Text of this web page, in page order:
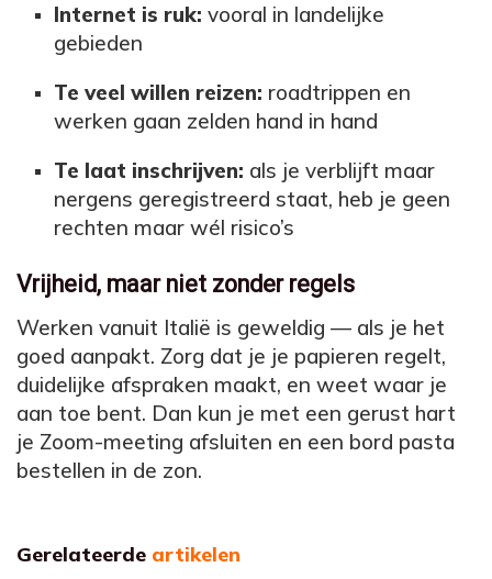
Internet is ruk: vooral in landelijke
gebieden
Te veel willen reizen: roadtrippen en
werken gaan zelden hand in hand
Te laat inschrijven: als je verblijft maar
nergens geregistreerd staat, heb je geen
rechten maar wél risico’s
Vrijheid, maar niet zonder regels
Werken vanuit Italië is geweldig — als je het
goed aanpakt. Zorg dat je je papieren regelt,
duidelijke afspraken maakt, en weet waar je
aan toe bent. Dan kun je met een gerust hart
je Zoom-meeting afsluiten en een bord pasta
bestellen in de zon.
Gerelateerde artikelen